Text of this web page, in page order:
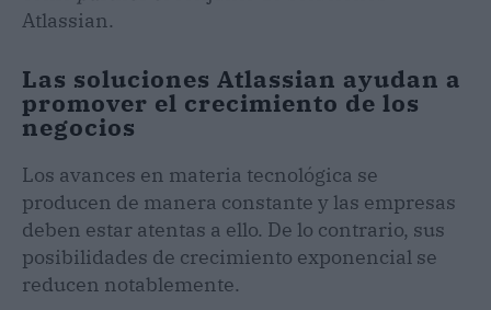
Atlassian.
Las soluciones Atlassian ayudan a
promover el crecimiento de los
negocios
Los avances en materia tecnológica se
producen de manera constante y las empresas
deben estar atentas a ello. De lo contrario, sus
posibilidades de crecimiento exponencial se
reducen notablemente.